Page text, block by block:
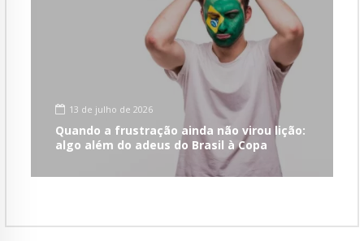
13 de julho de 2026
Quando a frustração ainda não virou lição:
algo além do adeus do Brasil à Copa